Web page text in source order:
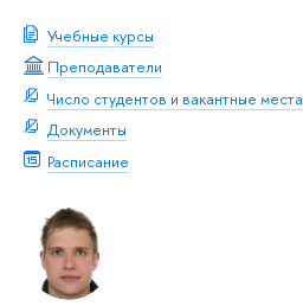
Учебные курсы
Преподаватели
Число студентов и вакантные места
Документы
Расписание